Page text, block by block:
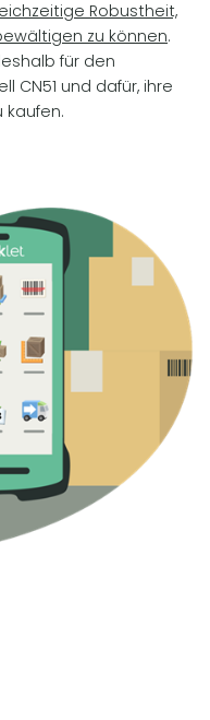
Robustheit,
zu können.
für den
CN51 und dafür, ihre
kaufen.